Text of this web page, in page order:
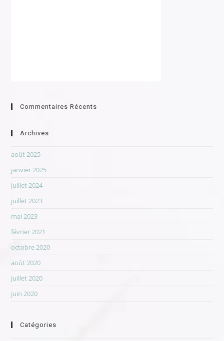
Commentaires Récents
Archives
août 2025
janvier 2025
juillet 2024
juillet 2023
mai 2023
février 2021
octobre 2020
août 2020
juillet 2020
juin 2020
Catégories